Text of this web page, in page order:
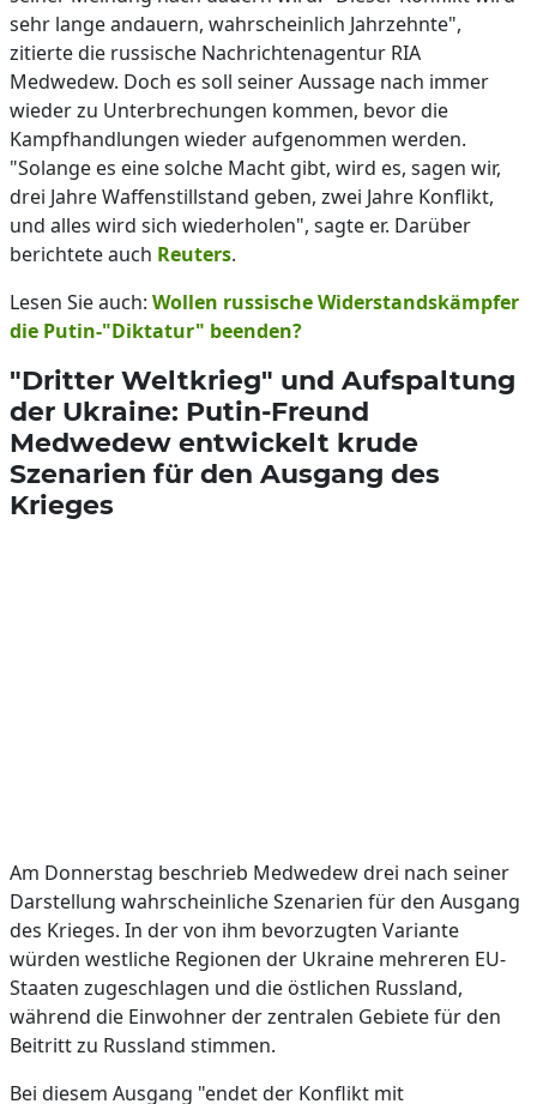
sehr lange andauern, wahrscheinlich Jahrzehnte",
zitierte die russische Nachrichtenagentur RIA
Medwedew. Doch es soll seiner Aussage nach immer
wieder zu Unterbrechungen kommen, bevor die
Kampfhandlungen wieder aufgenommen werden.
"Solange es eine solche Macht gibt, wird es, sagen wir,
drei Jahre Waffenstillstand geben, zwei Jahre Konflikt,
und alles wird sich wiederholen", sagte er. Darüber
berichtete auch Reuters.
Lesen Sie auch: Wollen russische Widerstandskämpfer
die Putin-"Diktatur" beenden?
"Dritter Weltkrieg" und Aufspaltung
der Ukraine: Putin-Freund
Medwedew entwickelt krude
Szenarien für den Ausgang des
Krieges
Am Donnerstag beschrieb Medwedew drei nach seiner
Darstellung wahrscheinliche Szenarien für den Ausgang
des Krieges. In der von ihm bevorzugten Variante
würden westliche Regionen der Ukraine mehreren EU-
Staaten zugeschlagen und die östlichen Russland,
während die Einwohner der zentralen Gebiete für den
Beitritt zu Russland stimmen.
Bei diesem Ausgang "endet der Konflikt mit